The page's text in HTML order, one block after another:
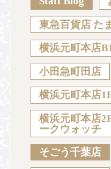
News
Sustainability
JA
東急百貨店 た
横浜元町本店
小田急町田店
横浜元町本店
横浜元町本店
ークウォッチ
そごう千葉店